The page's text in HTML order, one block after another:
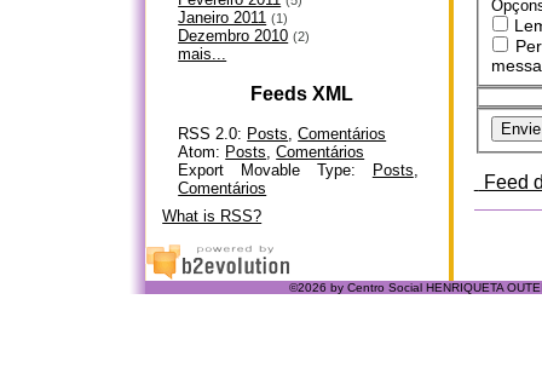
Feed
Janeiro 2011 (1)
Dezembro 2010 (2)
mais...
Feeds XML
RSS 2.0: Posts,Comentários
Atom: Posts,Comentários
Export Movable Type:
Posts,
Comentários
What is RSS?
©2026 by Centro Social HENRIQUETA